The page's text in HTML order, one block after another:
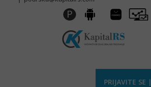
P Android
Huawei
AppGallery
Pro
Trader
PRIJAVITE SE |